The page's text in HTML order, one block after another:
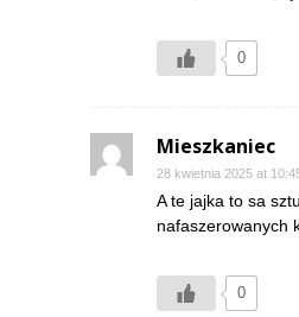
0
Mieszkaniec
28 kwietnia 2025 at
A te jajka to sa
nafaszerowanych
0